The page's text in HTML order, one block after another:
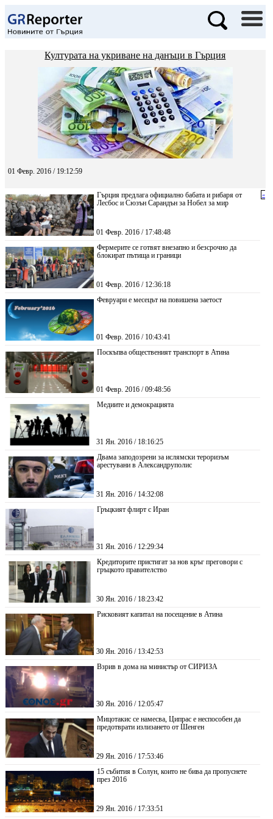
Културата на укриване на данъци в Гърция
01 Февр. 2016 / 19:12:59
Гърция предлага официално бабата и рибаря от
Лесбос и Сюзън Сарандън за Нобел за мир
01 Февр. 2016 / 17:48:48
Фермерите се готвят внезапно и безсрочно да
блокират пътища и граници
01 Февр. 2016 / 12:36:18
Февруари е месецът на повишена заетост
01 Февр. 2016 / 10:43:41
Поскъпва общественият транспорт в Атина
01 Февр. 2016 / 09:48:56
Медиите и демокрацията
31 Ян. 2016 / 18:16:25
Двама заподозрени за ислямски тероризъм
арестувани в Александруполис
31 Ян. 2016 / 14:32:08
Гръцкият флирт с Иран
31 Ян. 2016 / 12:29:34
Кредиторите пристигат за нов кръг преговори с
гръцкото правителство
30 Ян. 2016 / 18:23:42
Рисковият капитал на посещение в Атина
30 Ян. 2016 / 13:42:53
Взрив в дома на министър от СИРИЗА
30 Ян. 2016 / 12:05:47
Мицотакис се намесва, Ципрас е неспособен да
предотврати излизането от Шенген
29 Ян. 2016 / 17:53:46
15 събития в Солун, които не бива да пропуснете
през 2016
29 Ян. 2016 / 17:33:51
«